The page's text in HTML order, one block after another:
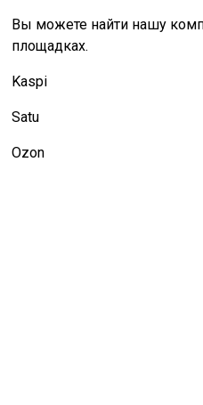
Вы можете найти нашу
площадках.
Kaspi
Satu
Ozon